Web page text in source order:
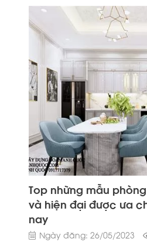
Top những mẫu
và hiện đại được ưa
nay
Ngày đăng: 26/05/2023